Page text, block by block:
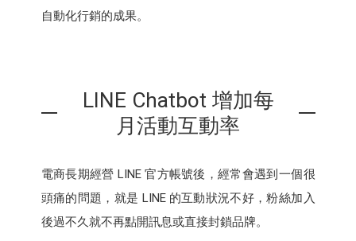
自動化行銷的成果。
LINE Chatbot 增加每
月活動互動率
電商長期經營 LINE 官方帳號後，經常會遇到一個很
頭痛的問題，就是 LINE 的互動狀況不好，粉絲加入
後過不久就不再點開訊息或直接封鎖品牌。